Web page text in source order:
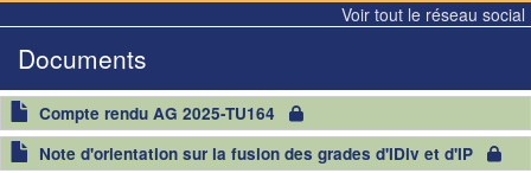
Voir tout le réseau social
Documents
DocumentCompte rendu AG 2025-TU164
DocumentNote d'orientation sur la fusion des grades d'IDiv et d'IP